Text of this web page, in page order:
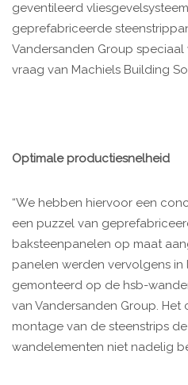
geventileerd
geprefabriceerde
Vandersanden Group
vraag van Machiels Building
Optimale productiesnelheid
“We hebben hiervoor een
een puzzel van
baksteenpanelen op maat
panelen werden vervolgens in
gemonteerd op de hsb-
van Vandersanden Group.
montage van de steenstrips
wandelementen niet nadelig